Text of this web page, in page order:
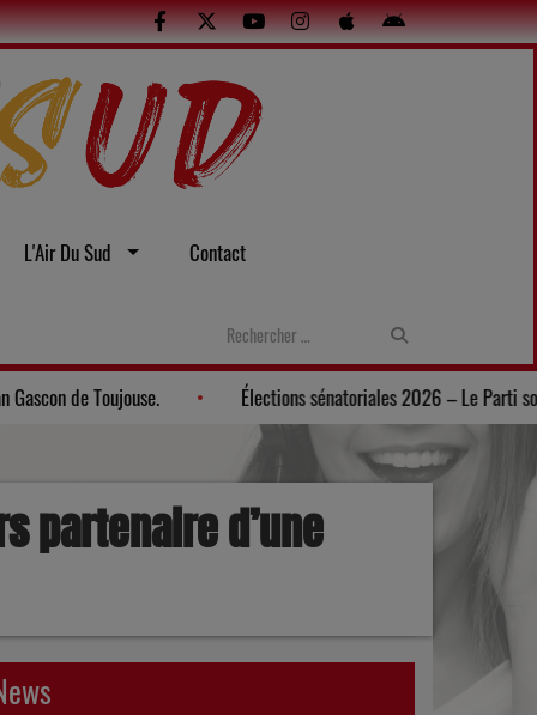
L'Air Du Sud Contact
soirée gasconne au Musée du Paysan Gascon de Toujouse.
partenaire d’une